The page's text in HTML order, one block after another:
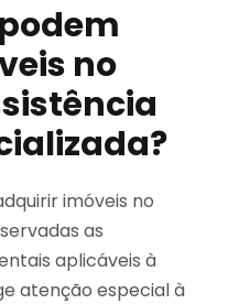
no
imóveis no
as
aplicáveis à
atenção especial à